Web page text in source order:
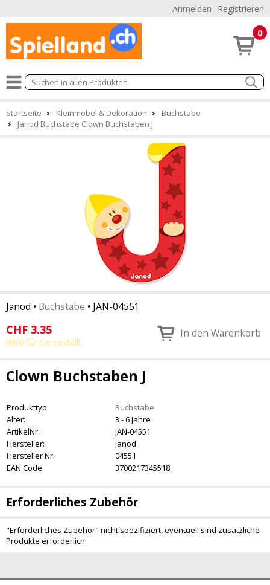
Anmelden Registrieren
0
Startseite Kleinmöbel & Dekoration
Buchstabe
Janod Buchstabe Clown Buchstaben J
Janod • Buchstabe • JAN-04551
CHF 3.35
Wird für Sie bestellt
In den Warenkorb
Clown Buchstaben J
Produkttyp:
Buchstabe
Alter:
3 - 6 Jahre
ArtikelNr:
JAN-04551
Hersteller:
Janod
Hersteller Nr:
04551
EAN Code:
3700217345518
Erforderliches Zubehör
"Erforderliches Zubehör" nicht spezifiziert, eventuell sind zusätzliche
Produkte erforderlich.